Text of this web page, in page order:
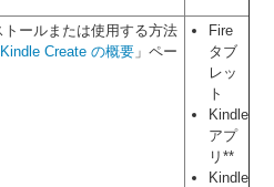
ールまたは使用する方法
Kindle Create の概要 」ペー
Fire
タブ
レッ
ト
Kindle
アプ
リ**
Kindle